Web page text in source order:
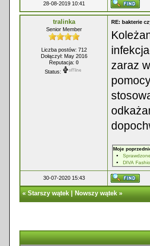
28-08-2019 10:41
tralinka
Senior Member
Liczba postów: 712
Dołączył: May 2016
Reputacja: 0
Status:
RE: bakterie
zaraz
Moje
DIVA
30-07-2020 15:43
«Starszy wątek|Nowszy wątek»